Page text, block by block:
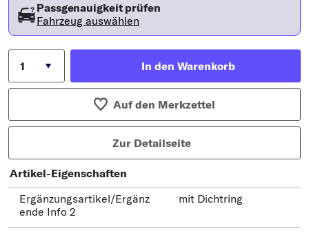
Passgenauigkeit prüfen
Fahrzeug auswählen
In den Warenkorb
Auf den Merkzettel
Zur Detailseite
Artikel-Eigenschaften
Ergänzungsartikel/Ergänz
ende Info 2
mit Dichtring